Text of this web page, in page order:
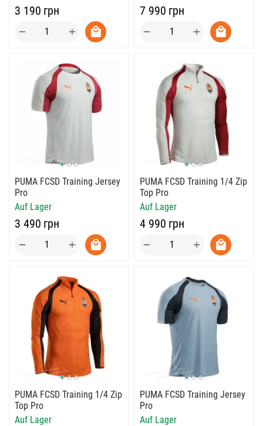
‍3 190‍ грн
+
−
‍7 990‍ грн
+
−
PUMA FCSD Training Jersey
Pro
Auf Lager
‍3 490‍ грн
+
−
PUMA FCSD Training 1/4 Zip
Top Pro
Auf Lager
‍4 990‍ грн
+
−
PUMA FCSD Training 1/4 Zip
Top Pro
Auf Lager
PUMA FCSD Training Jersey
Pro
Auf Lager